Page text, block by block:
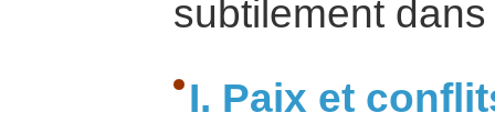
subtilement
I. Paix et